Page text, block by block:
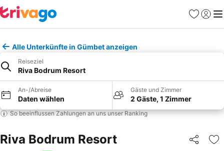
Favoriten
Alle Unterkünfte in Gümbet anzeigen
Reiseziel
Riva Bodrum Resort
An-/Abreise
Daten wählen
Gäste und Zimmer
2 Gäste, 1 Zimmer
So beeinflussen Zahlungen an uns unser Ranking
Riva Bodrum Resort Teilen